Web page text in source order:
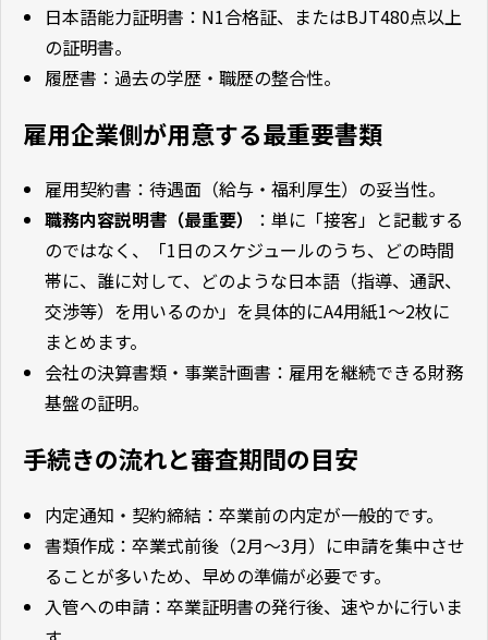
日本語能力証明書：N1合格証、またはBJT480点以上
の証明書。
履歴書：過去の学歴・職歴の整合性。
雇用企業側が用意する最重要書類
雇用契約書：待遇面（給与・福利厚生）の妥当性。
職務内容説明書（最重要）
：単に「接客」と記載する
のではなく、「1日のスケジュールのうち、どの時間
帯に、誰に対して、どのような日本語（指導、通訳、
交渉等）を用いるのか」を具体的にA4用紙1〜2枚に
まとめます。
会社の決算書類・事業計画書：雇用を継続できる財務
基盤の証明。
手続きの流れと審査期間の目安
内定通知・契約締結：卒業前の内定が一般的です。
書類作成：卒業式前後（2月〜3月）に申請を集中させ
ることが多いため、早めの準備が必要です。
入管への申請：卒業証明書の発行後、速やかに行いま